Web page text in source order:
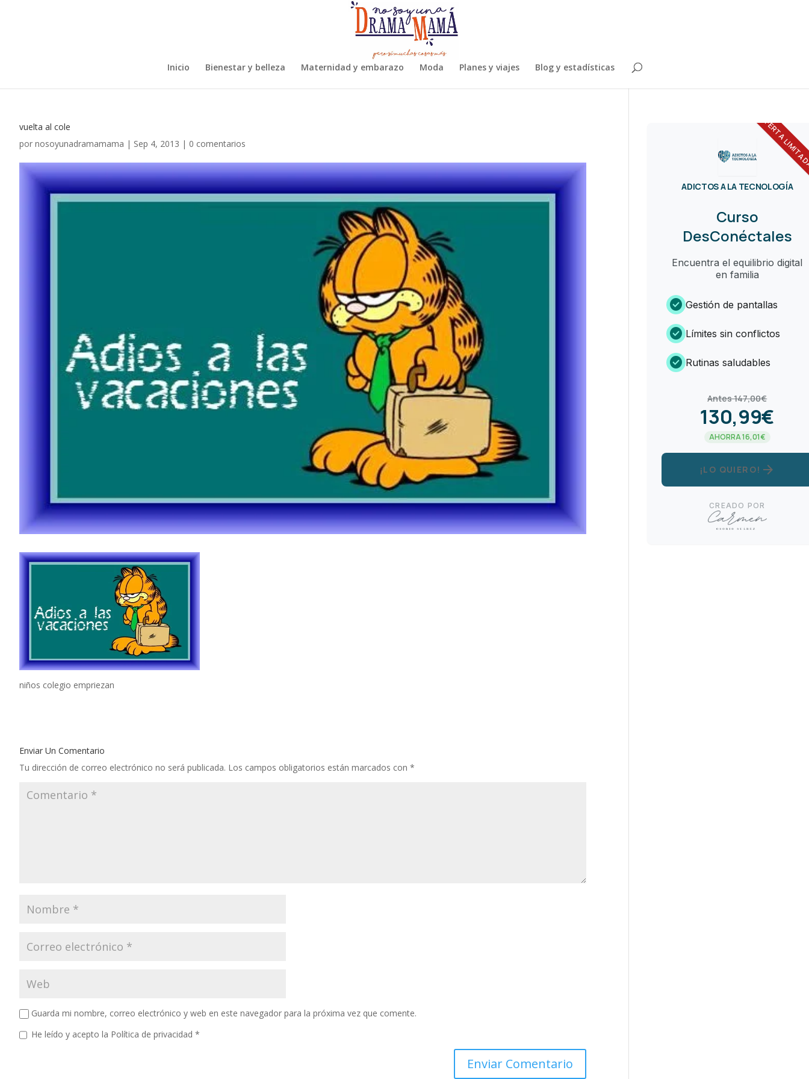
Inicio Bienestar y belleza Maternidad y embarazo Moda Planes y viajes Blog y estadísticas
vuelta al cole
por nosoyunadramamama | Sep 4, 2013 | 0 comentarios
niños colegio empriezan
Enviar Un Comentario
Tu dirección de correo electrónico no será publicada. Los campos obligatorios están marcados con *
Guarda mi nombre, correo electrónico y web en este navegador para la próxima vez que comente.
He leído y acepto la Política de privacidad *
OFERTA
ADICTOS A LA TECNOLOGÍA
Curso
DesConéctales
Encuentra el equilibrio digital
en familia
check_circle Gestión de pantallas
check_circle Límites sin conflictos
check_circle Rutinas saludables
Antes 147,00€
130,99€
AHORRA 16,01€
¡LO QUIERO! arrow_forward
CREADO POR